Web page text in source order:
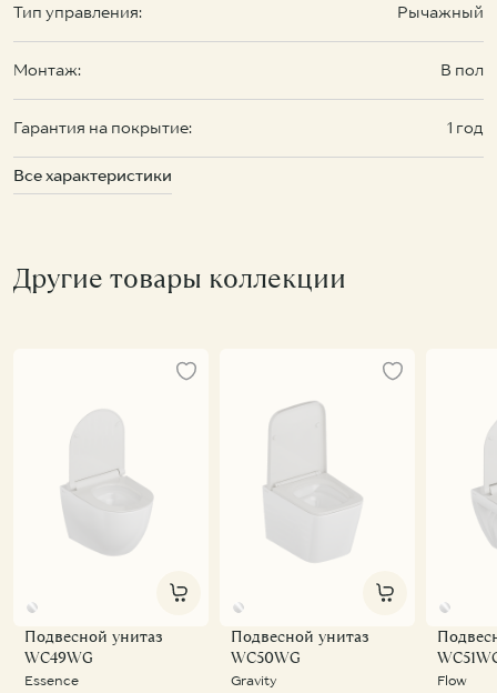
Тип управления: Рычажный
Монтаж: В пол
Гарантия на покрытие: 1 год
Все характеристики
Другие товары коллекции
Подвесной унитаз
WC49WG
Essence
Подвесной унитаз
WC50WG
Gravity
Flow